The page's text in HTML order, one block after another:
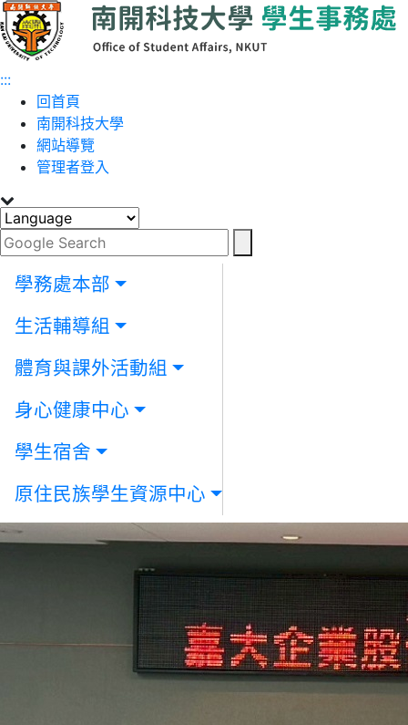
跳到主要內容
:::
回首頁
南開科技大學
網站導覽
管理者登入
Toggle navigation
學務處本部
生活輔導組
體育與課外活動組
身心健康中心
學生宿舍
原住民族學生資源中心